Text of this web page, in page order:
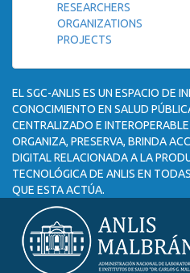
RESEARCHERS
ORGANIZATIONS
PROJECTS
EL SGC-ANLIS ES UN ESPACIO DE
CONOCIMIENTO EN SALUD
CENTRALIZADO E
ORGANIZA, PRESERVA, BRINDA
DIGITAL RELACIONADA A LA
TECNOLÓGICA DE ANLIS EN
QUE ESTA ACTÚA.